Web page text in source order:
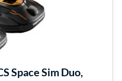
Space Sim Duo,